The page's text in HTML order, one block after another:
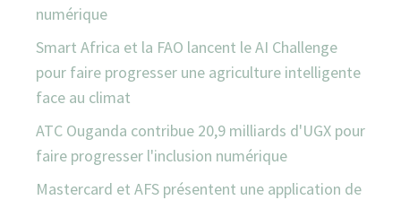
numérique
Smart Africa et la FAO lancent le AI Challenge
pour faire progresser une agriculture intelligente
face au climat
ATC Ouganda contribue 20,9 milliards d'UGX pour
faire progresser l'inclusion numérique
Mastercard et AFS présentent une application de